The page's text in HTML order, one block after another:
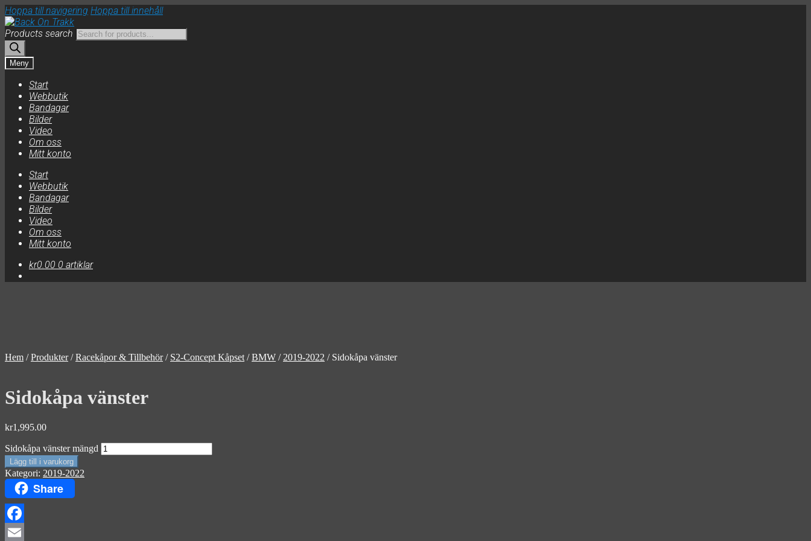
Hoppa till navigering Hoppa till innehåll
Products search
Meny
Start
Webbutik
Bandagar
Bilder
Video
Om oss
Mitt konto
Start
Webbutik
Bandagar
Bilder
Video
Om oss
Mitt konto
kr0.00 0 artiklar
Hem /Produkter/Racekåpor & Tillbehör/ S2-Concept Kåpset /BMW / 2019-2022 / Sidokåpa vänster
Sidokåpa vänster
kr1,995.00
Sidokåpa vänster mängd
Lägg till i varukorg
Kategori: 2019-2022
Share
Facebook